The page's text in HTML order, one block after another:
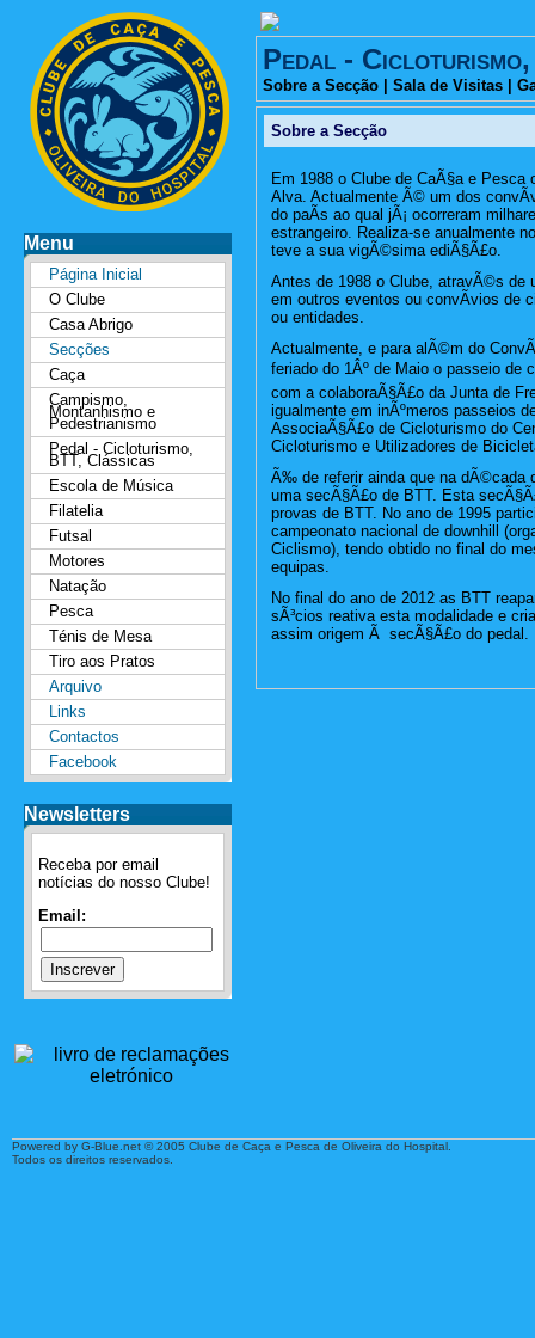
Menu
Página Inicial
O Clube
Casa Abrigo
Secções
Caça
Campismo,
Montanhismo e
Pedestrianismo
Pedal - Cicloturismo,
BTT, Clássicas
Escola de Música
Filatelia
Futsal
Motores
Natação
Pesca
Ténis de Mesa
Tiro aos Pratos
Arquivo
Links
Contactos
Facebook
Newsletters
Receba por email
notícias do nosso Clube!
Email:
Pedal -
Sobre a Secção Sala de Visitas
Sobre a Secção
Em 1988 o Clube de CaÃ§a e Pesca
Alva. Actualmente Ã© um dos
do paÃ­s ao qual jÃ¡ ocorreram
estrangeiro. Realiza-se anualmente
teve a sua vigÃ©sima ediÃ§Ã£o.
Antes de 1988 o Clube, atravÃ©s de
em outros eventos ou convÃ­vios de
ou entidades.
Actualmente, e para alÃ©m do
feriado do 1Âº de Maio o passeio de
com a colaboraÃ§Ã£o da Junta de
igualmente em inÃºmeros passeios
AssociaÃ§Ã£o de Cicloturismo do
Cicloturismo e Utilizadores de
Ã‰ de referir ainda que na dÃ©cada
uma secÃ§Ã£o de BTT. Esta
provas de BTT. No ano de 1995
campeonato nacional de downhill
Ciclismo), tendo obtido no final do
equipas.
No final do ano de 2012 as BTT
sÃ³cios reativa esta modalidade e
assim origem Ã secÃ§Ã£o do pedal.
Powered by G-Blue.net © 2005 Clube de Caça e Pesca de Oliveira do Hospital.
Todos os direitos reservados.